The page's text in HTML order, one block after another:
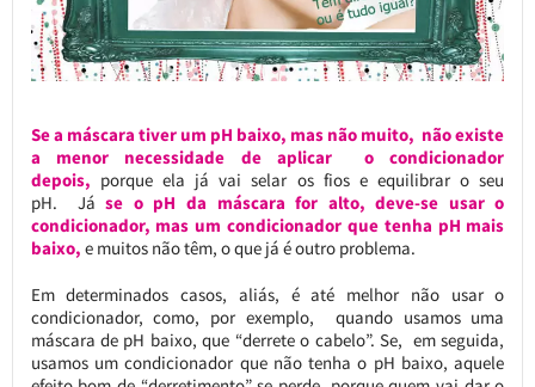
Se a máscara tiver um pH baixo, mas não muito, não existe
a menor necessidade de aplicar o condicionador
depois, porque ela já vai selar os fios e equilibrar o seu
pH. Jáse o pH da máscara for alto, deve-se usar o
condicionador, mas um condicionador que tenha pH mais
baixo, e muitos não têm, o que já é outro problema.
Em determinados casos, aliás, é até melhor não usar o
condicionador, como, por exemplo, quando usamos uma
máscara de pH baixo, que “derrete o cabelo”. Se, em seguida,
usamos um condicionador que não tenha o pH baixo, aquele